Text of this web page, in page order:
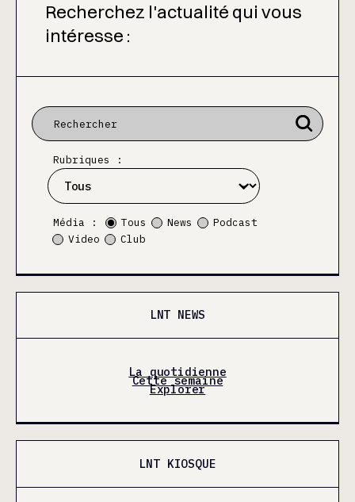
Recherchez l'actualité qui vous
intéresse :
Rubriques :
Média : Tous News
Podcast
Video
Club
LNT NEWS
La quotidienne
Cette semaine
Explorer
LNT KIOSQUE